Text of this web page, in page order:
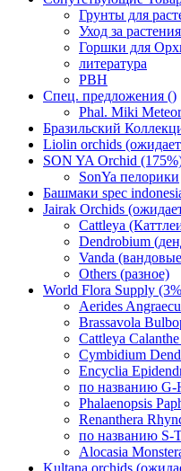
Грунты для
Уход за
Горшки для
литература
РВН
Спец. предложения ()
Phal. Miki
Бразильский
Liolin orchids
SON YA Orchid
SonYa пелорики
Башмаки spec
Jairak Orchids
Cattleya
Dendrobium
Vanda
Others (разное)
World Flora Supply
Aerides
Brassavola
Cattleya
Cymbidium
Encyclia
по названию
Phalaenopsis
Renanthera
по названию S-
Alocasia